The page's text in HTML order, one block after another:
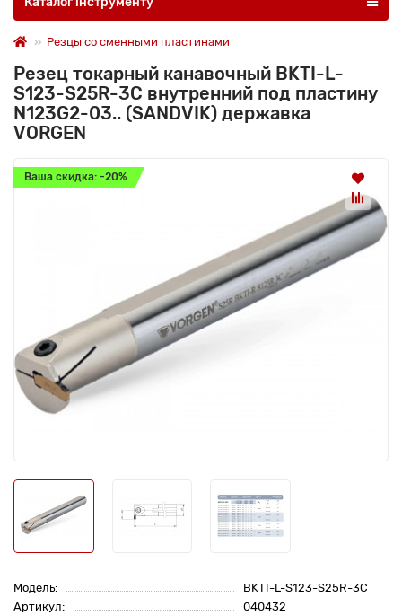
Резцы со сменными пластинами
Резец токарный канавочный BKTI-L-
S123-S25R-3C внутренний под пластину
N123G2-03.. (SANDVIK) державка
VORGEN
Ваша скидка: -20%
Модель:
BKTI-L-S123-S25R-3C
Артикул:
040432